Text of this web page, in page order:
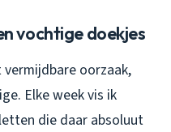
vochtige doekjes
oorzaak,
Elke week vis ik
die daar absoluut